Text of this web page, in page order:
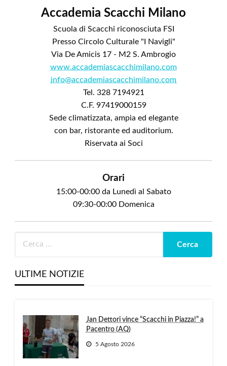
Accademia Scacchi Milano
Scuola di Scacchi riconosciuta FSI
Presso Circolo Culturale "I Navigli"
Via De Amicis 17 - M2 S. Ambrogio
www.accademiascacchimilano.com
info@accademiascacchimilano.com
Tel. 328 7194921
C.F. 97419000159
Sede climatizzata, ampia ed elegante
con bar, ristorante ed auditorium.
Riservata ai Soci
Orari
15:00-00:00 da Lunedì al Sabato
09:30-00:00 Domenica
ULTIME NOTIZIE
Jan Dettori vince “Scacchi in Piazza!” a
Pacentro (AQ)
5 Agosto 2026